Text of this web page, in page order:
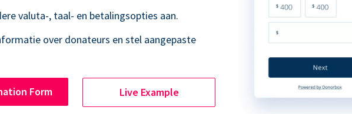
valuta-, taal- en betalingsopties aan.
over donateurs en stel aangepaste
Form Live Example